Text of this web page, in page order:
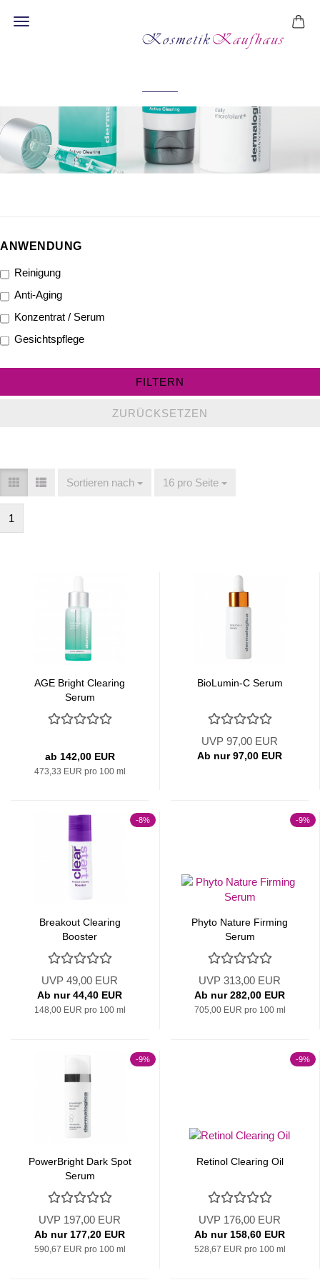
ANWENDUNG
ANWENDUNG
Reinigung
Anti-Aging
Konzentrat / Serum
Gesichtspflege
FILTERN
ZURÜCKSETZEN
Sortieren nach
Sortieren nach 16 pro Seite
pro Seite
1
AGE Bright Clearing
Serum
ab 142,00 EUR
473,33 EUR pro 100 ml
BioLumin-C Serum
UVP 97,00 EUR
Ab nur 97,00 EUR
-8%
Breakout Clearing
Booster
UVP 49,00 EUR
Ab nur 44,40 EUR
148,00 EUR pro 100 ml
-9%
Phyto Nature Firming
Serum
UVP 313,00 EUR
Ab nur 282,00 EUR
705,00 EUR pro 100 ml
-9%
PowerBright Dark Spot
Serum
UVP 197,00 EUR
Ab nur 177,20 EUR
590,67 EUR pro 100 ml
-9%
Retinol Clearing Oil
UVP 176,00 EUR
Ab nur 158,60 EUR
528,67 EUR pro 100 ml